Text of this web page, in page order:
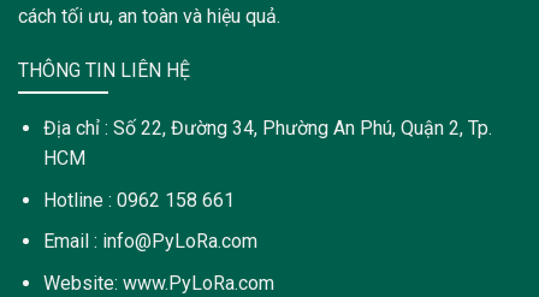
cách tối ưu, an toàn và hiệu quả.
THÔNG TIN LIÊN HỆ
Địa chỉ : Số 22, Đường 34, Phường An Phú, Quận 2, Tp.
HCM
Hotline : 0962 158 661
Email : info@PyLoRa.com
Website: www.PyLoRa.com